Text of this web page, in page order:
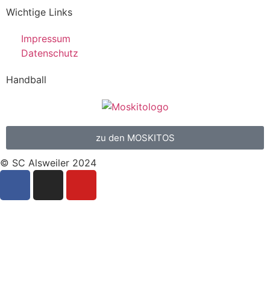
Wichtige Links
Impressum
Datenschutz
Handball
zu den MOSKITOS
© SC Alsweiler 2024